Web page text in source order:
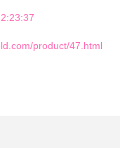
product/47.html